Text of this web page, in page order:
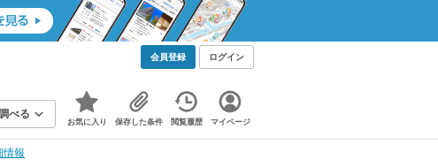
会員登録 ログイン
べる
お気に入り 保存した条件 閲覧履歴 マイページ
情報